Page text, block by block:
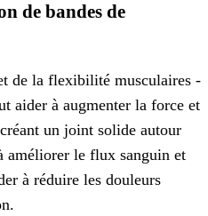
de bandes de
de la flexibilité musculaires -
aider à augmenter la force et
un joint solide autour
améliorer le flux sanguin et
à réduire les douleurs